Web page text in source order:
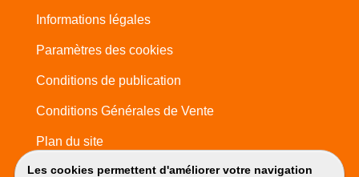
Les cookies permettent d'améliorer votre navigation
Informations légales
Paramètres des cookies
Conditions de publication
Conditions Générales de Vente
Plan du site